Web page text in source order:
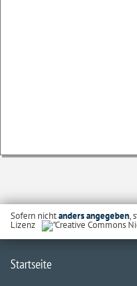
Sofern nichtanders angegeben,
Lizenz
Startseite